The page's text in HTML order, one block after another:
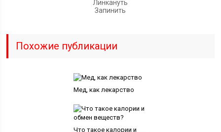
Линкануть
Запинить
Похожие публикации
Мед, как лекарство
Что такое калории и